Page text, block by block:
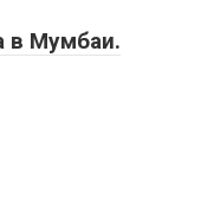
в Мумбаи.